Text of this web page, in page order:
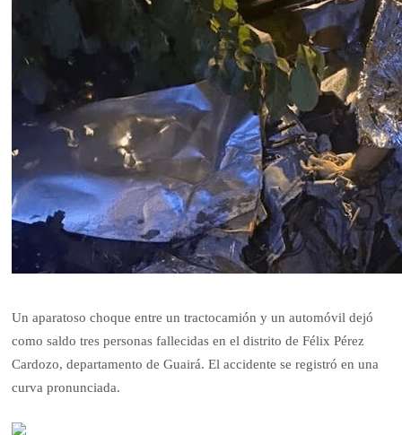
Un aparatoso choque entre un tractocamión y un automóvil dejó
como saldo tres personas fallecidas en el distrito de Félix Pérez
Cardozo, departamento de Guairá. El accidente se registró en una
curva pronunciada.